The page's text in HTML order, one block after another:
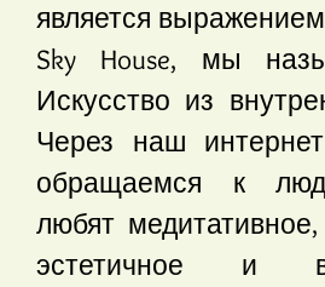
является
Sky House, мы
Искусство из
Через наш
обращаемся к
любят
эстетичное и